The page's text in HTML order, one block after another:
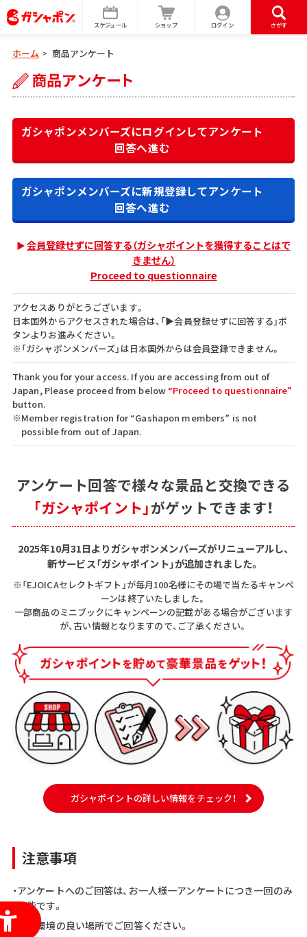
スケジュール ショップ ログイン さがす
ホーム > 商品アンケート
ガシャポンメンバーズにログインしてアンケート
回答へ進む
ガシャポンメンバーズに新規登録してアンケート
回答へ進む
会員登録せずに回答する（ガシャポイントを獲得することはで
きません）
Proceed to questionnaire
アクセスありがとうございます。
日本国外からアクセスされた場合は、「▶会員登録せずに回答する」ボ
タンよりお進みください。
※「ガシャポンメンバーズ」は日本国外からは会員登録できません。
Thank you for your access. If you are accessing from out of
Japan, Please proceed from below “Proceed to questionnaire”
button.
※Member registration for “Gashapon members” is not
possible from out of Japan.
アンケート回答で様々な景品と交換できる
「ガシャポイント」がゲットできます！
2025年10月31日よりガシャポンメンバーズがリニューアルし、
新サービス「ガシャポイント」が追加されました。
※「EJOICAセレクトギフト」が毎月100名様にその場で当たるキャンペ
ーンは終了いたしました。
一部商品のミニブックにキャンペーンの記載がある場合がございます
が、古い情報となりますので、ご了承ください。
ガシャポイントの詳しい情報をチェック！
注意事項
・アンケートへのご回答は、お一人様一アンケートにつき一回のみ
可能です。
・通信環境の良い場所でご回答ください。